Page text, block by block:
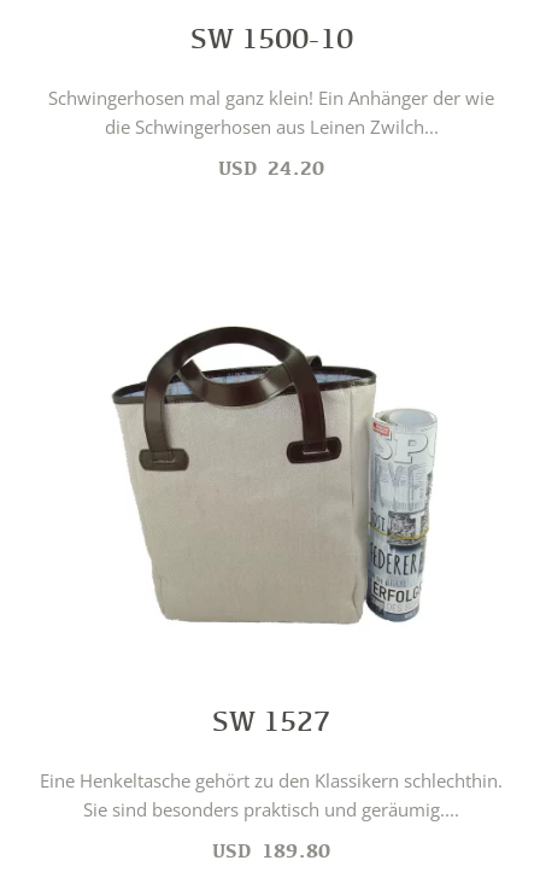
SW 1500-10
Schwingerhosen mal ganz klein! Ein Anhänger der wie
die Schwingerhosen aus Leinen Zwilch...
USD 24.20
SW 1527
Eine Henkeltasche gehört zu den Klassikern schlechthin.
Sie sind besonders praktisch und geräumig....
USD 189.80